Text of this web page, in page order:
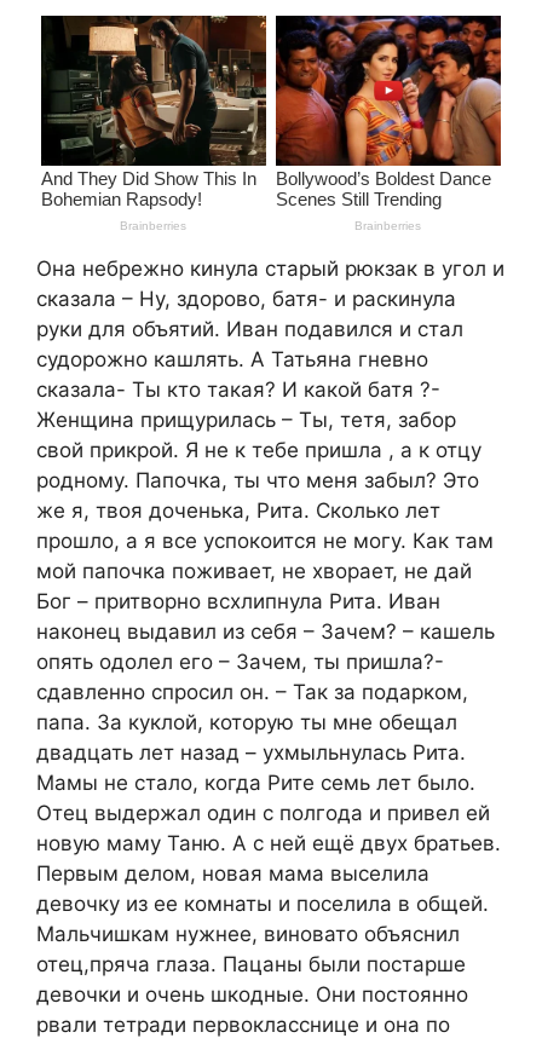
Она небрежно кинула старый рюкзак в угол и
сказала – Ну, здорово, батя- и раскинула
руки для объятий. Иван подавился и стал
судорожно кашлять. А Татьяна гневно
сказала- Ты кто такая? И какой батя ?-
Женщина прищурилась – Ты, тетя, забор
свой прикрой. Я не к тебе пришла , а к отцу
родному. Папочка, ты что меня забыл? Это
же я, твоя доченька, Рита. Сколько лет
прошло, а я все успокоится не могу. Как там
мой папочка поживает, не хворает, не дай
Бог – притворно всхлипнула Рита. Иван
наконец выдавил из себя – Зачем? – кашель
опять одолел его – Зачем, ты пришла?-
сдавленно спросил он. – Так за подарком,
папа. За куклой, которую ты мне обещал
двадцать лет назад – ухмыльнулась Рита.
Мамы не стало, когда Рите семь лет было.
Отец выдержал один с полгода и привел ей
новую маму Таню. А с ней ещё двух братьев.
Первым делом, новая мама выселила
девочку из ее комнаты и поселила в общей.
Мальчишкам нужнее, виновато объяснил
отец,пряча глаза. Пацаны были постарше
девочки и очень шкодные. Они постоянно
рвали тетради первокласснице и она по